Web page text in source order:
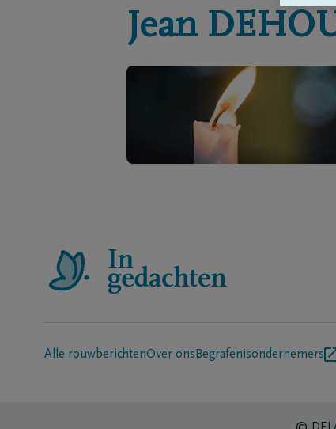
Jean
Alle rouwberichtenOver ons Begrafenisondernemers